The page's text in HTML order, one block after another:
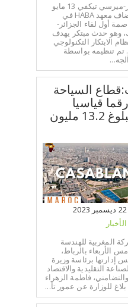
لقاء الجزائر-ميرسي تيكفي 13 مايو
2024، استضاف معهد HABA في
أول لقاء الجزائر-
وهو حدث مبتكر يهدف
الابتكار التكنولوجي
تم تنظيمه بواسطة
السياحة
قياسيا
جديدا ببلوغ 13.2 مليون
22 ديسمبر 2023
الأخبار
المغربية للهندسة
الأربعاء بالرباط،
إدارتها برئاسة وزيرة
التقليدية والاقتصاد
فاطمة الزهراء
للوزارة عن عمور تأ...